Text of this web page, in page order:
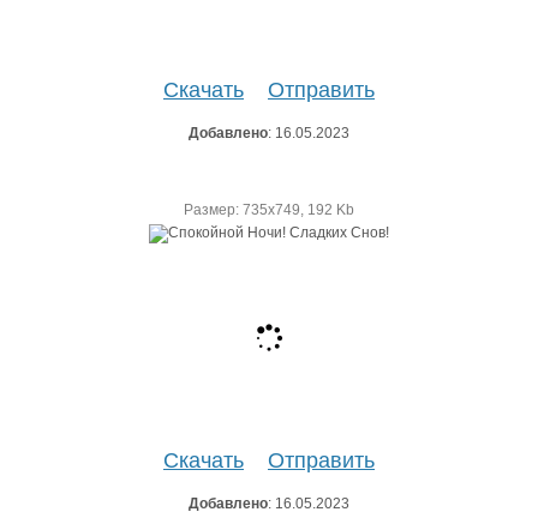
Скачать Отправить
Добавлено: 16.05.2023
Размер: 735х749, 192 Kb
Скачать Отправить
Добавлено: 16.05.2023